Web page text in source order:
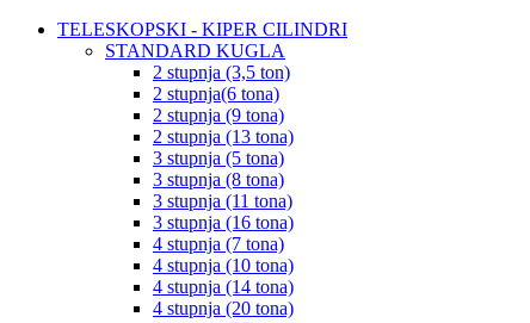
TELESKOPSKI - KIPER CILINDRI
STANDARD KUGLA
2 stupnja (3,5 ton)
2 stupnja(6 tona)
2 stupnja (9 tona)
2 stupnja (13 tona)
3 stupnja (5 tona)
3 stupnja (8 tona)
3 stupnja (11 tona)
3 stupnja (16 tona)
4 stupnja (7 tona)
4 stupnja (10 tona)
4 stupnja (14 tona)
4 stupnja (20 tona)